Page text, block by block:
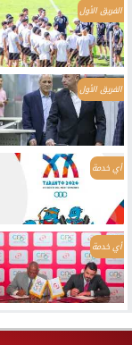
الفريق الأول
الفريق الأول
أي خدمة
أي خدمة